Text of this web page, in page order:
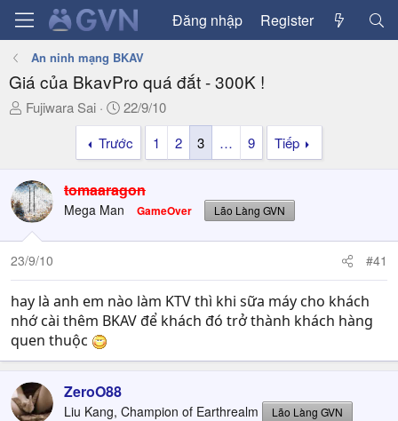
Đăng nhập Register
An ninh mạng BKAV
Giá của BkavPro quá đắt - 300K !
T
a
d
s
t
a
e
r
Fujiwara Sai
N
g
à
y
ử
i
22/9/10
Trước
1 2 3 … 9 Tiếp
tomaaragon
Mega Man GameOver Lão Làng GVN
23/9/10 #41
hay là anh em nào làm KTV thì khi sữa máy cho khách
nhớ cài thêm BKAV để khách đó trở thành khách hàng
quen thuộc
ZeroO88
Liu Kang, Champion of Earthrealm Lão Làng GVN